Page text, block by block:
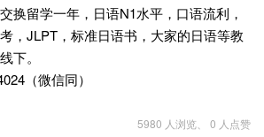
换留学一年，日语N1水平，口语流利，
，JLPT，标准日语书，大家的日语等教
下。
（微信同）
5980 人浏览、 0 人点赞